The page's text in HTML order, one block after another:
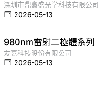
深圳市鼎鑫盛光学科技有限公司
2026-05-13
980nm雷射二極體系列
友嘉科技股份有限公司
2026-05-13